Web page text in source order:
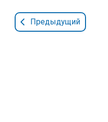
Предыдущий